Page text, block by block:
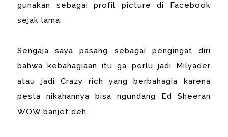
gunakan sebagai profil picture di Facebook
sejak lama.
Sengaja saya pasang sebagai pengingat diri
bahwa kebahagiaan itu ga perlu jadi Milyader
atau jadi Crazy rich yang berbahagia karena
pesta nikahannya bisa ngundang Ed Sheeran
WOW banjet deh.